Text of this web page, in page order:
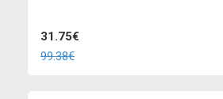
31.75€
99.38€